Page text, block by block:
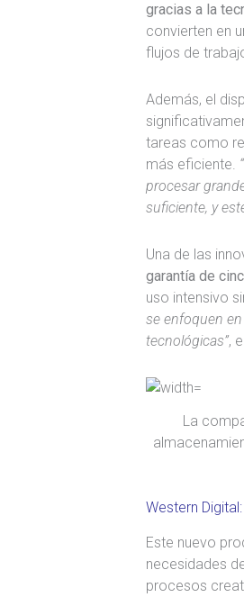
gracias a la
convierten en
flujos de
Además, el
tareas como
más eficiente.
procesar
suficiente, y
Una de las
garantía de
uso intensivo
se enfoquen
tecnológicas”,
La
Western
Este nuevo
necesidades
procesos